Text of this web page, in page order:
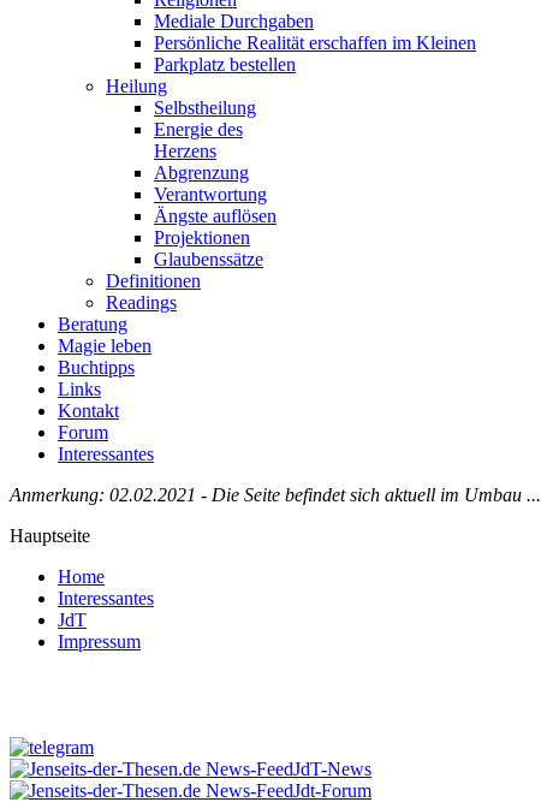
Mediale Durchgaben
Persönliche Realität erschaffen im Kleinen
Parkplatz bestellen
Heilung
Selbstheilung
Energie des
Herzens
Abgrenzung
Verantwortung
Ängste auflösen
Projektionen
Glaubenssätze
Definitionen
Readings
Beratung
Magie leben
Buchtipps
Links
Kontakt
Forum
Interessantes
Anmerkung: 02.02.2021 - Die Seite befindet sich aktuell im Umbau ...
Hauptseite
Home
Interessantes
JdT
Impressum
JdT-News
Jdt-Forum